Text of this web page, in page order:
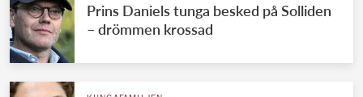
Prins Daniels tunga besked på Solliden
– drömmen krossad